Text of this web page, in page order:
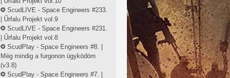
ScudLIVE - Space Engineers #233.
| Űrfalu Projekt vol.9
ScudLIVE - Space Engineers #231.
| Űrfalu Projekt vol.8
ScudPlay - Space Engineers #8. |
Még mindig a furgonon ügyködöm
(v3.8)
ScudPlay - Space Engineers #7. |